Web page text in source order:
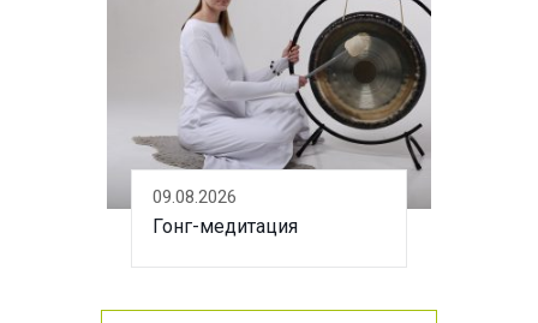
09.08.2026
Гонг-медитация